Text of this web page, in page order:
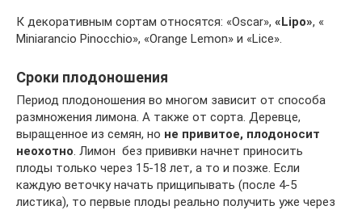
К декоративным сортам относятся: «Oscar», «Lipo», «
Miniarancio Pinocchio», «Orange Lemon» и «Lice».
Сроки плодоношения
Период плодоношения во многом зависит от способа
размножения лимона. А также от сорта. Деревце,
выращенное из семян, но не привитое, плодоносит
неохотно. Лимон без прививки начнет приносить
плоды только через 15-18 лет, а то и позже. Если
каждую веточку начать прищипывать (после 4-5
листика), то первые плоды реально получить уже через